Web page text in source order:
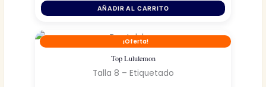
original
era:
actual
es:
AÑADIR AL CARRITO
¡Oferta!
Top Lululemon
Talla 8 – Etiquetado